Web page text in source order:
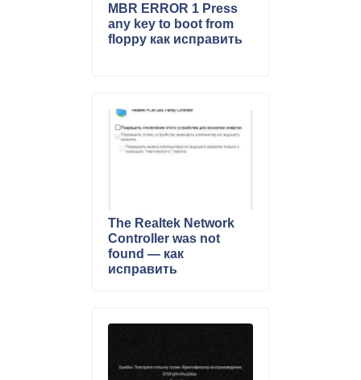
MBR ERROR 1 Press
any key to boot from
floppy как исправить
The Realtek Network
Controller was not
found — как
исправить